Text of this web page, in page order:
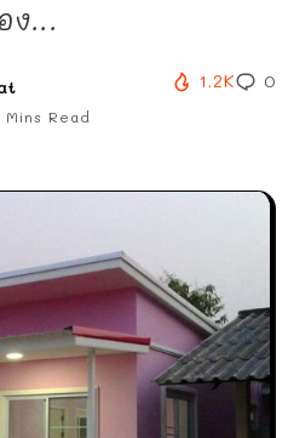
ง...
Mins Read
1.2K 0